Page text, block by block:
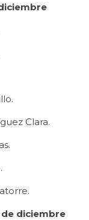
Clara.
de diciembre